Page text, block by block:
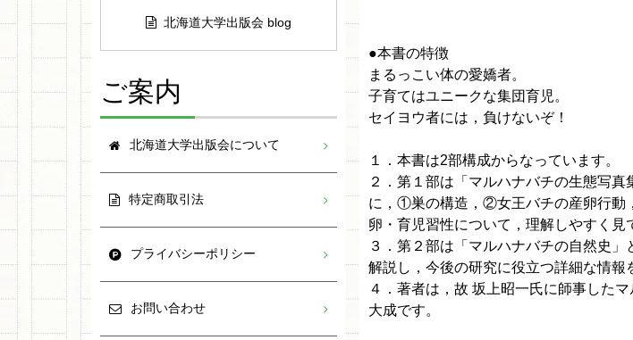
●本書の特徴
まるっこい体の愛嬌者。
子育てはユニークな集団育児。
セイヨウ者には，負けないぞ！
１．本書は2部構成からなっています。
２．第１部は「マルハナバチの生態写
に，①巣の構造，②女王バチの産卵行動
卵・育児習性について，理解しやすく見
３．第２部は「マルハナバチの自然史
解説し，今後の研究に役立つ詳細な情報
４．著者は，故 坂上昭一氏に師事した
大成です。
北海道大学出版会 blog
ご案内
北海道大学出版会について
特定商取引法
プライバシーポリシー
お問い合わせ